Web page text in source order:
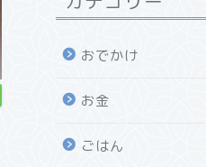
おでかけ
お金
ごはん